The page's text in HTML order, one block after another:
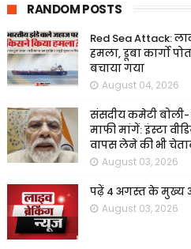
RANDOM POSTS
Red Sea Attack:
हमला, डूबा कार्गो
बचाया गया
August 04, 2026
संसदीय कमेटी बोली-
माफी मांगें: इंस्टा
वापस लेने की भी
August 03, 2026
पढ़ें 4 अगस्त के मुख्य
August 03, 2026